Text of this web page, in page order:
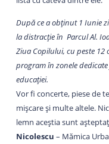
După ce a obţinut 1 Iunie
la distracție în Parcul Al.
Ziua Copilului, cu peste 12
program în zonele
educaţiei.
Vor fi concerte, piese de
mișcare și multe altele.
lemn aceștia sunt
Nicolescu – Mămica